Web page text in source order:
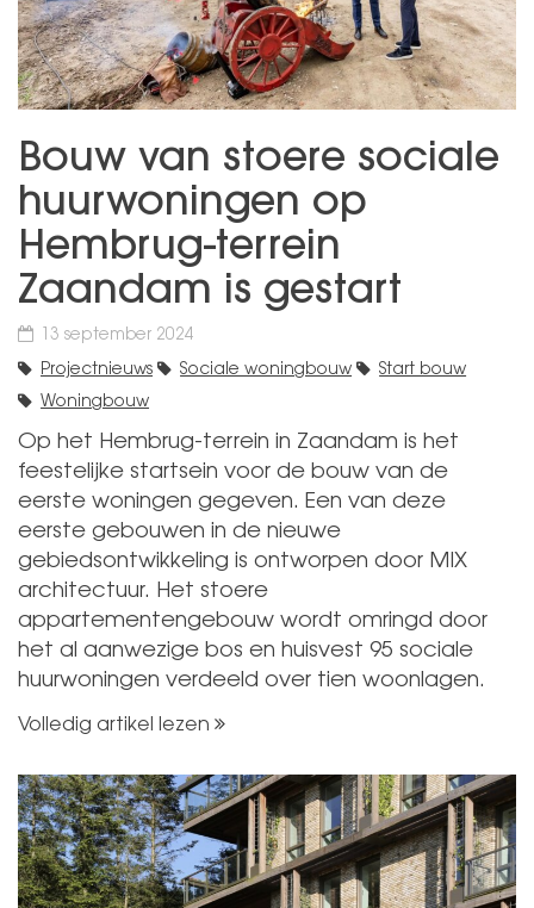
Bouw van stoere sociale
huurwoningen op
Hembrug-terrein
Zaandam is gestart
13 september 2024
Projectnieuws Sociale woningbouw
Start bouw
Woningbouw
Op het Hembrug-terrein in Zaandam is het
feestelijke startsein voor de bouw van de
eerste woningen gegeven. Een van deze
eerste gebouwen in de nieuwe
gebiedsontwikkeling is ontworpen door MIX
architectuur. Het stoere
appartementengebouw wordt omringd door
het al aanwezige bos en huisvest 95 sociale
huurwoningen verdeeld over tien woonlagen.
Volledig artikel lezen